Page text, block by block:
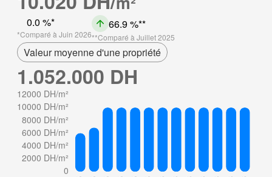
0.0 %
Comparé à Juin 2026
66.9 %
Comparé à Juillet 2025
Valeur moyenne d'une propriété
1.052.000 DH